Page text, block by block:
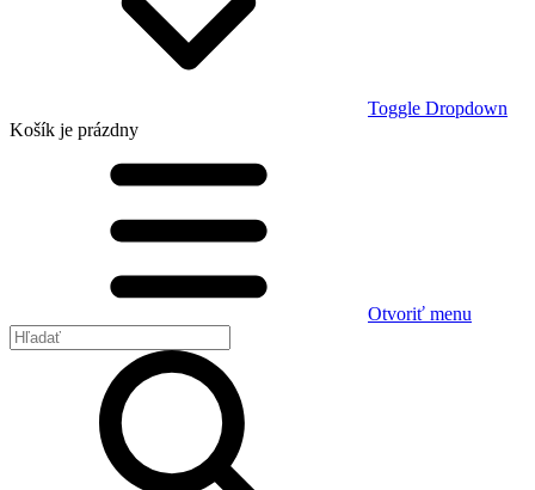
Toggle Dropdown
Košík je prázdny
Otvoriť menu